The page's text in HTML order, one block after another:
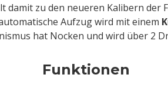
zu den neueren Kalibern der
Aufzug wird mit einem
hat Nocken und wird über 2
Funktionen